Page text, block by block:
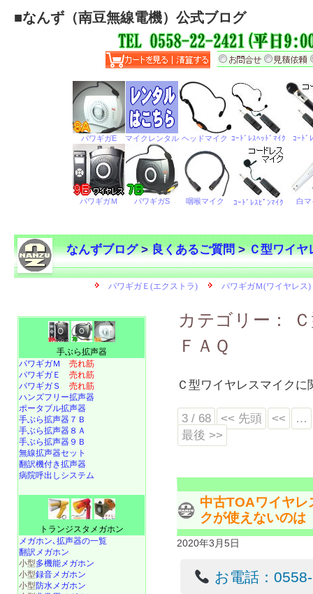
■なんず（南豆無線電機）公式ブログ
なんずブログ>良くあるご質問>Ｃ型ワイヤ
カテゴリー：
ＦＡＱ
Ｃ型ワイヤレスマイク
3 / 68 << 先頭 <<
…
最後 >>
中古TOAワイヤレ
クが使えないのは
2020年3月5日
お電話：
手ぶら拡声器
パワギガＭ 売れ筋
パワギガＥ 売れ筋
パワギガＳ 売れ筋
ハンズフリー拡声器
ポータブル拡声器
手ぶら拡声器７Ｂ
手ぶら拡声器８Ａ
手ぶら拡声器９Ｂ
無線拡声器セット
翻訳機付き拡声器
病院呼出しシステム
トランジスタメガホン
メガホン､拡声器の一覧
翻訳メガホン
小型多機能メガホン
小型録音メガホン
小型防水メガホン